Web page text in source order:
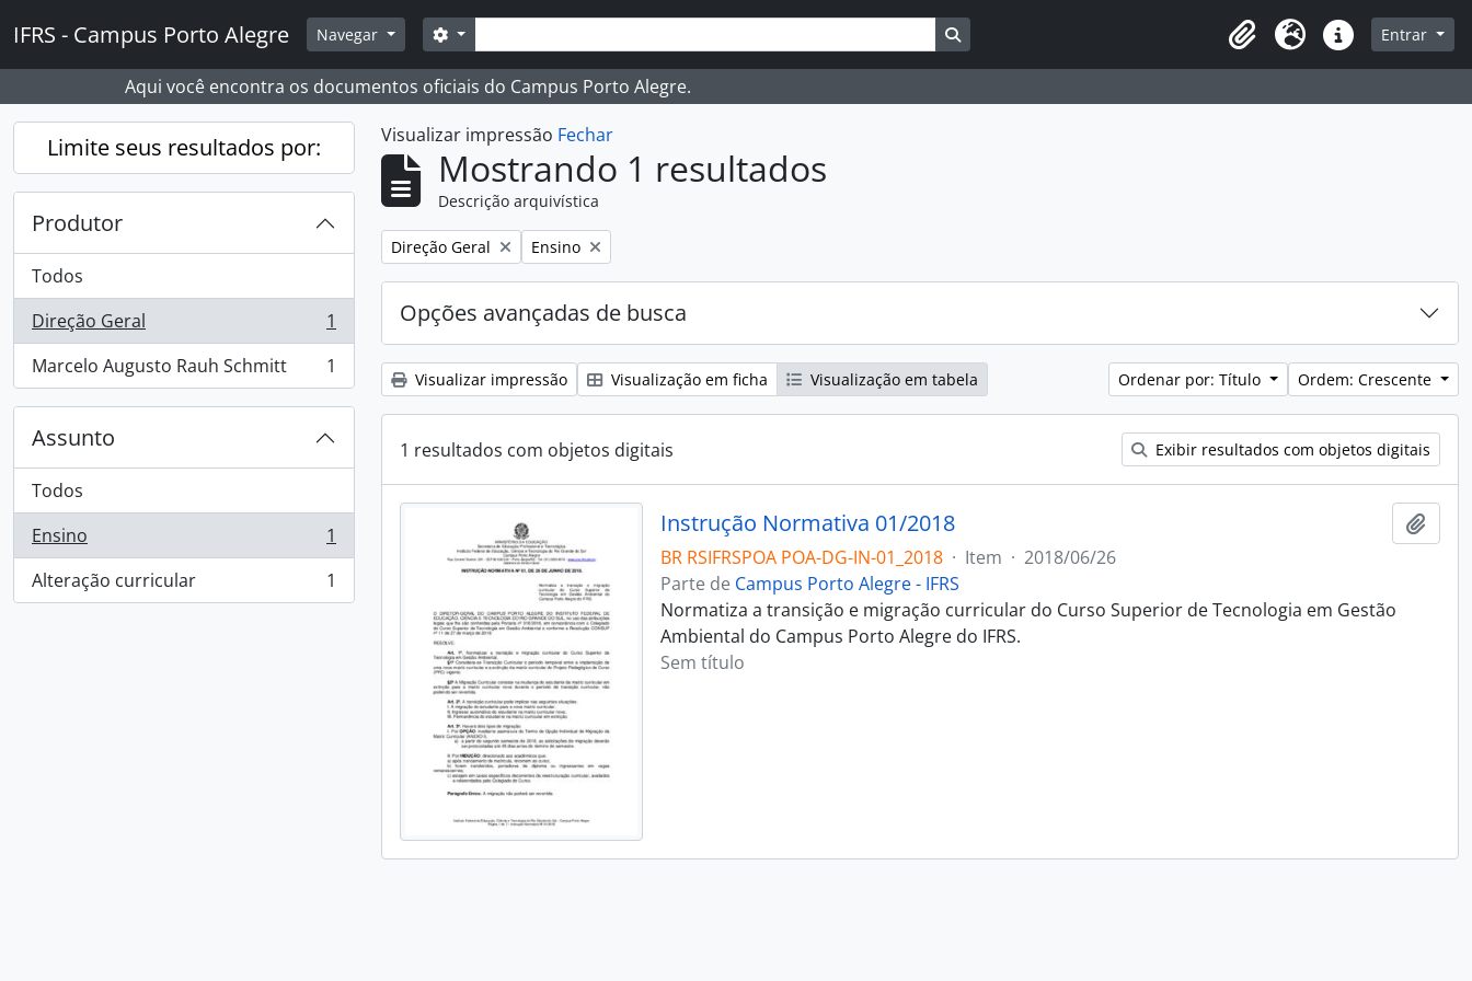
IFRS - Campus Porto Alegre Navegar Buscar
Opções de busca Busque na página de navegação
Idioma Atalhos Entrar
Aqui você encontra os documentos oficiais do Campus Porto Alegre.
Limite seus resultados por:
Produtor
Todos
Direção Geral
, 1 resultados
1
Marcelo Augusto Rauh Schmitt
, 1 resultados 1
Assunto
Todos
Ensino
, 1 resultados
1
Alteração curricular
, 1 resultados 1
Visualizar impressão Fechar
Mostrando 1 resultados
Descrição arquivística
Remover filtro:
Direção Geral Remover filtro:
Ensino
Opções avançadas de busca
Visualizar impressão Visualização em ficha Visualização em tabela Ordenar por: Título Ordem: Crescente
1 resultados com objetos digitais Exibir resultados com objetos digitais
Instrução Normativa 01/2018
BR RSIFRSPOA POA-DG-IN-01_2018 · Item · 2018/06/26
Parte de Campus Porto Alegre - IFRS
Normatiza a transição e migração curricular do Curso Superior de Tecnologia em Gestão
Ambiental do Campus Porto Alegre do IFRS.
Sem título